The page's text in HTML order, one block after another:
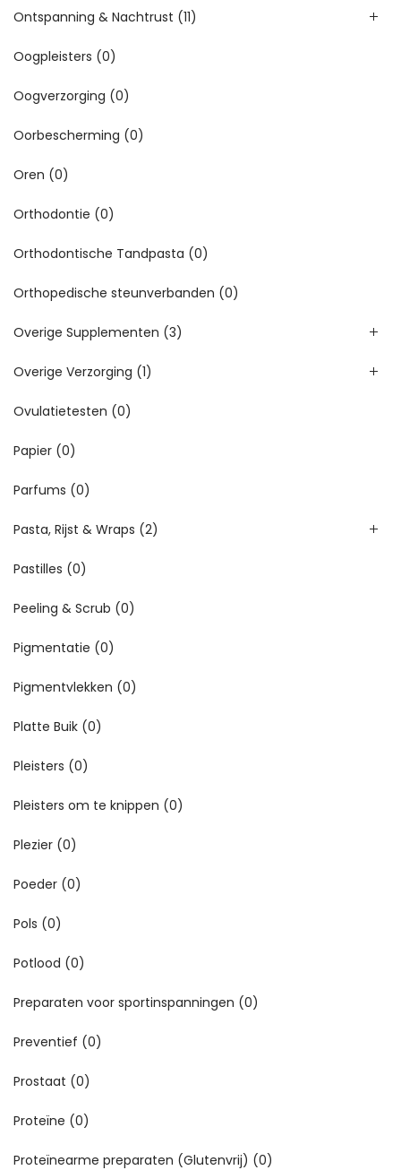
Ontspanning & Nachtrust (11)
Oogpleisters (0)
Oogverzorging (0)
Oorbescherming (0)
Oren (0)
Orthodontie (0)
Orthodontische Tandpasta (0)
Orthopedische steunverbanden (0)
Overige Supplementen (3)
Overige Verzorging (1)
Ovulatietesten (0)
Papier (0)
Parfums (0)
Pasta, Rijst & Wraps (2)
Pastilles (0)
Peeling & Scrub (0)
Pigmentatie (0)
Pigmentvlekken (0)
Platte Buik (0)
Pleisters (0)
Pleisters om te knippen (0)
Plezier (0)
Poeder (0)
Pols (0)
Potlood (0)
Preparaten voor sportinspanningen (0)
Preventief (0)
Prostaat (0)
Proteïne (0)
Proteïnearme preparaten (Glutenvrij) (0)